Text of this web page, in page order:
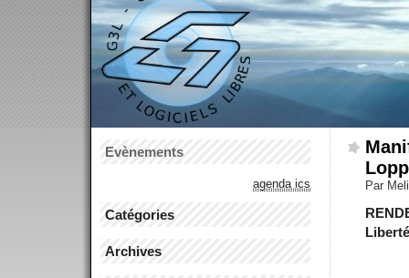
Par
Evènements
agenda ics
Catégories
Archives